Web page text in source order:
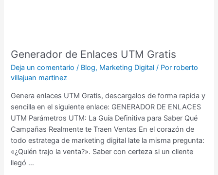
Generador de Enlaces UTM Gratis
Deja un comentario / Blog, Marketing Digital / Por roberto
villajuan martinez
Genera enlaces UTM Gratis, descargalos de forma rapida y
sencilla en el siguiente enlace: GENERADOR DE ENLACES
UTM Parámetros UTM: La Guía Definitiva para Saber Qué
Campañas Realmente te Traen Ventas En el corazón de
todo estratega de marketing digital late la misma pregunta:
«¿Quién trajo la venta?». Saber con certeza si un cliente
llegó …